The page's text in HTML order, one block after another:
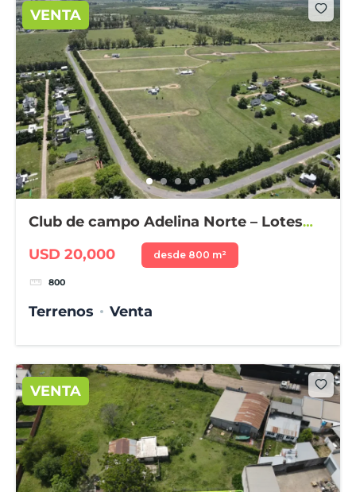
VENTA
Club de campo Adelina Norte – Lotes
USD 20,000 desde 800 m²
800
Terrenos Venta
VENTA